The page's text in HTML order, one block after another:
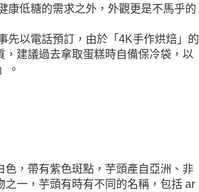
康低糖的需求之外，外觀更是不馬乎的
先以電話預訂，由於「4K手作烘焙」的
建議過去拿取蛋糕時自備保冷袋，以
。
，帶有紫色斑點，芋頭產自亞洲、非
一，芋頭有時有不同的名稱，包括 ar